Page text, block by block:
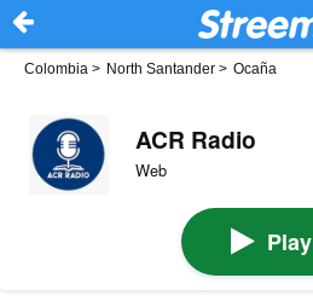
Colombia > North Santander > Ocaña
ACR Radio
Web
Play